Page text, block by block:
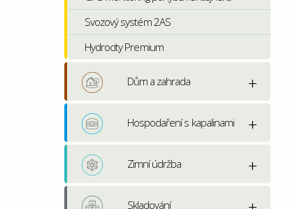
Svozový systém 2AS
Hydrocity Premium
Dům a zahrada
Hospodaření s kapalinami
Zimní údržba
Skladování